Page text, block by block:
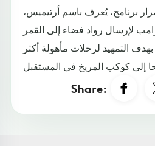
برنامج، يُعرف باسم أرتيميس،
لإرسال رواد فضاء إلى القمر
عام 2024، بهدف التمهيد لرحلات مأهولة أكثر
Share: